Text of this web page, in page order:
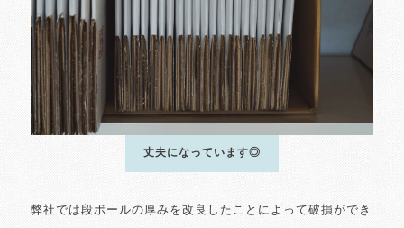
丈夫になっています◎
弊社では段ボールの厚みを改良したことによって破損ができ